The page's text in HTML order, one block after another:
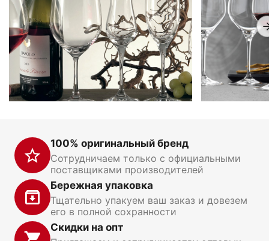
100% оригинальный бренд
Сотрудничаем только с официальными
поставщиками производителей
Бережная упаковка
Тщательно упакуем ваш заказ и довезем
его в полной сохранности
Скидки на опт